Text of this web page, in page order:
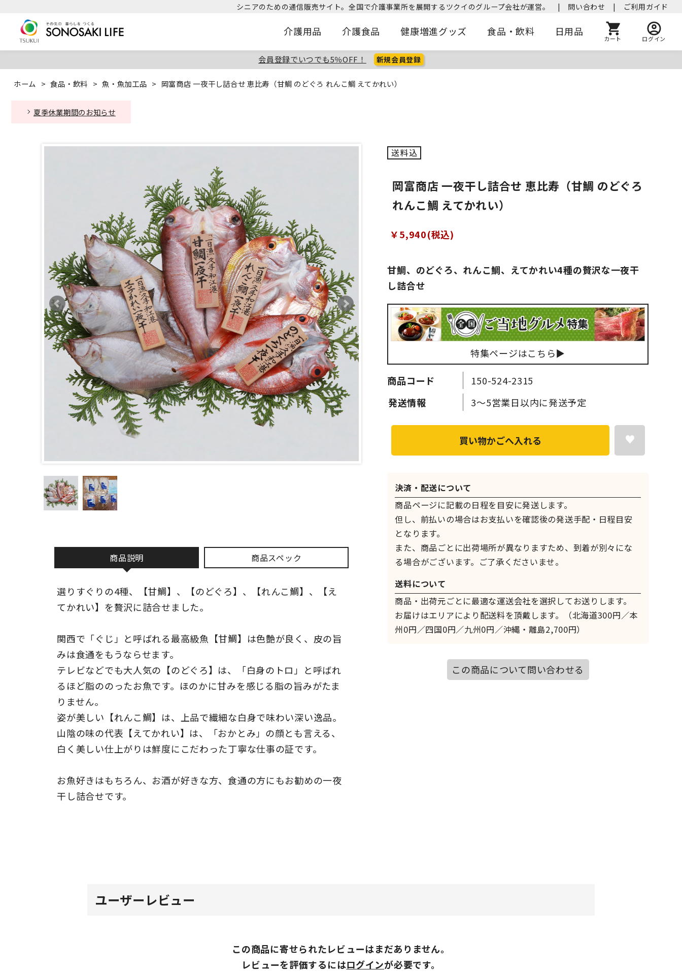
シニアのための通信販売サイト。全国で介護事業所を展開するツクイのグループ会社が運営。 | 問い合わせ | ご利用ガイド
介護用品 介護食品 健康増進グッズ 食品・飲料 日用品
カート ログイン
会員登録でいつでも5％OFF！ 新規会員登録
ホーム > 食品・飲料 > 魚・魚加工品 > 岡富商店 一夜干し詰合せ 恵比寿（甘鯛 のどぐろ れんこ鯛 えてかれい）
夏季休業期間のお知らせ
商品説明 商品スペック
選りすぐりの4種、【甘鯛】、【のどぐろ】、【れんこ鯛】、【え
てかれい】を贅沢に詰合せました。
関西で「ぐじ」と呼ばれる最高級魚【甘鯛】は色艶が良く、皮の旨
みは食通をもうならせます。
テレビなどでも大人気の【のどぐろ】は、「白身のトロ」と呼ばれ
るほど脂ののったお魚です。ほのかに甘みを感じる脂の旨みがたま
りません。
姿が美しい【れんこ鯛】は、上品で繊細な白身で味わい深い逸品。
山陰の味の代表【えてかれい】は、「おかとみ」の顔とも言える、
白く美しい仕上がりは鮮度にこだわった丁寧な仕事の証です。
お魚好きはもちろん、お酒が好きな方、食通の方にもお勧めの一夜
干し詰合せです。
甘鯛、のどぐろ、れんこ鯛、えてかれい4種の贅沢な一夜干
し詰合せ
岡富商店 一夜干し詰合せ 恵比寿（甘鯛 のどぐろ
れんこ鯛 えてかれい）
￥5,940(税込)
商品コード
150-524-2315
3～5営業日以内に発送予定
決済・配送について
商品ページに記載の日程を目安に発送します。
但し、前払いの場合はお支払いを確認後の発送手配・日程目安
となります。
また、商品ごとに出荷場所が異なりますため、到着が別々にな
る場合がございます。ご了承くださいませ。
送料について
商品・出荷元ごとに最適な運送会社を選択してお送りします。
お届けはエリアにより配送料を頂戴します。（北海道300円／本
州0円／四国0円／九州0円／沖縄・離島2,700円）
特集ページはこちら▶
買い物かごへ入れる
この商品について問い合わせる
ユーザーレビュー
この商品に寄せられたレビューはまだありません。
レビューを評価するにはログインが必要です。